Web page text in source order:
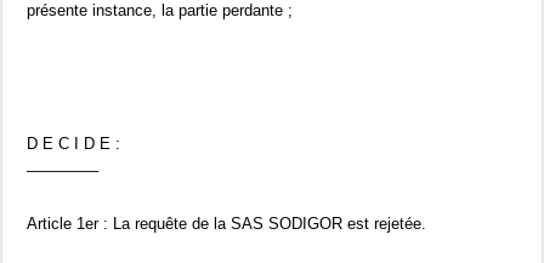
présente instance, la partie perdante ;
D E C I D E :
————–
Article 1er : La requête de la SAS SODIGOR est rejetée.